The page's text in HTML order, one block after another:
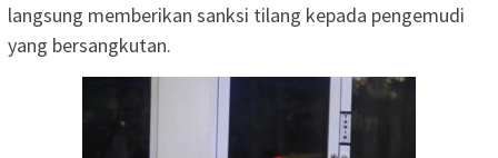
langsung memberikan sanksi tilang kepada pengemudi
yang bersangkutan.